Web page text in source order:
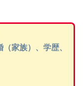
家族）、学歴、